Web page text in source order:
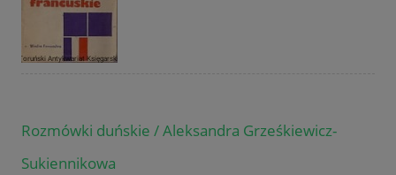
Rozmówki duńskie / Aleksandra Grześkiewicz-
Sukiennikowa